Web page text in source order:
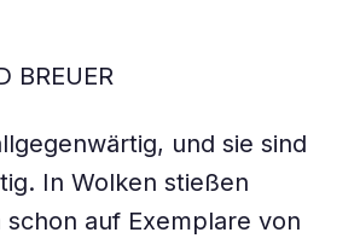
BREUER
und sie sind
In Wolken stießen
auf Exemplare von